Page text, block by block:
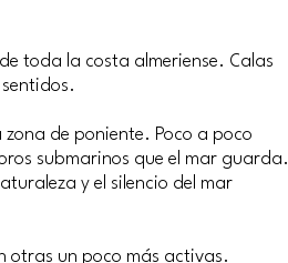
toda la costa almeriense. Calas
de poniente. Poco a poco
submarinos que el mar guarda.
y el silencio del mar
otras un poco más activas.